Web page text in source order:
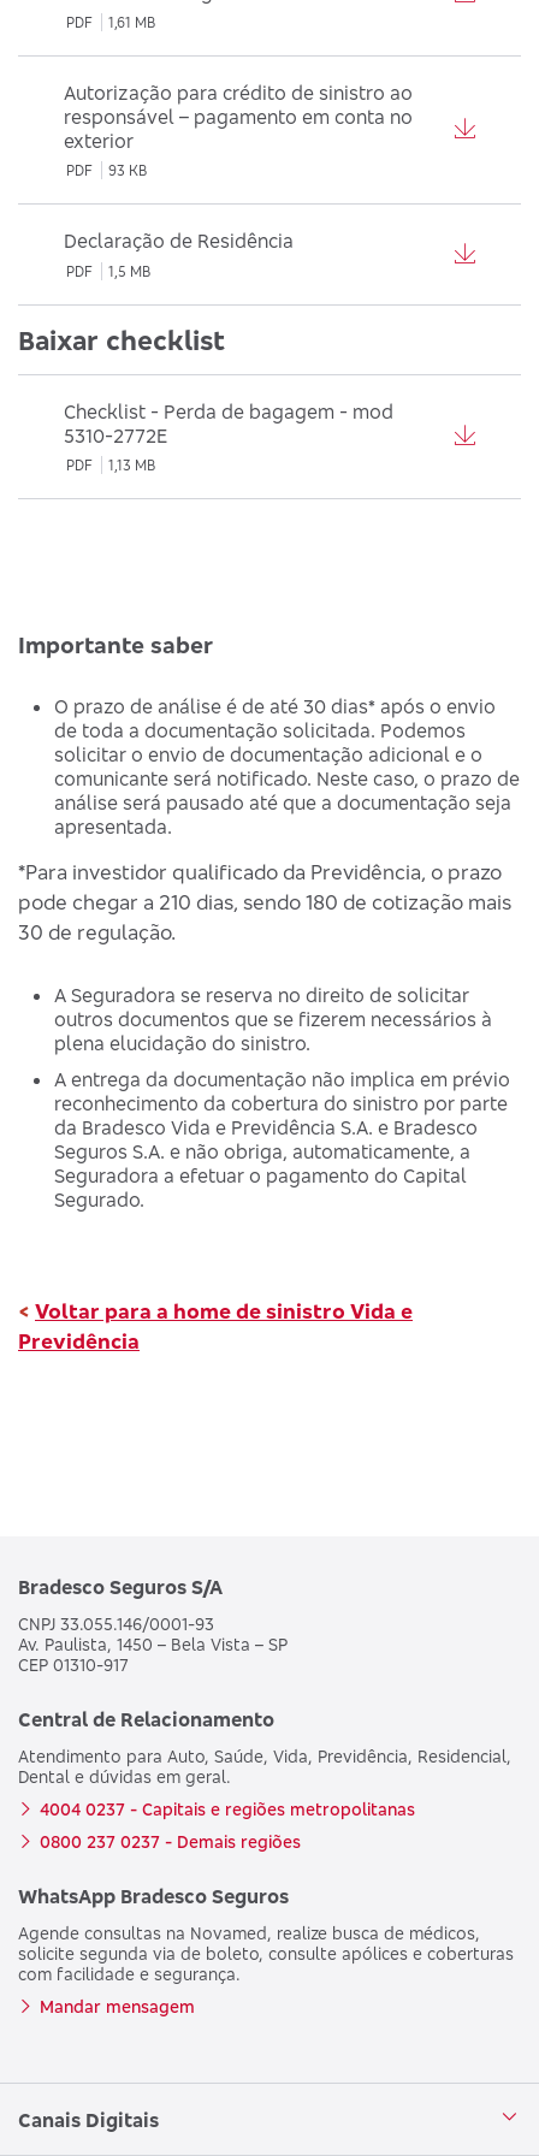
PDF 1,61 MB
Autorização para crédito de sinistro ao
responsável – pagamento em conta no
exterior
PDF 93 KB
Declaração de Residência
PDF 1,5 MB
Baixar checklist
Checklist - Perda de bagagem - mod
5310-2772E
PDF 1,13 MB
Importante saber
O prazo de análise é de até 30 dias* após o envio
de toda a documentação solicitada. Podemos
solicitar o envio de documentação adicional e o
comunicante será notificado. Neste caso, o prazo de
análise será pausado até que a documentação seja
apresentada.
*Para investidor qualificado da Previdência, o prazo
pode chegar a 210 dias, sendo 180 de cotização mais
30 de regulação.
A Seguradora se reserva no direito de solicitar
outros documentos que se fizerem necessários à
plena elucidação do sinistro.
A entrega da documentação não implica em prévio
reconhecimento da cobertura do sinistro por parte
da Bradesco Vida e Previdência S.A. e Bradesco
Seguros S.A. e não obriga, automaticamente, a
Seguradora a efetuar o pagamento do Capital
Segurado.
< Voltar para a home de sinistro Vida e
Previdência
Bradesco Seguros S/A
CNPJ 33.055.146/0001-93
Av. Paulista, 1450 – Bela Vista – SP
CEP 01310-917
Central de Relacionamento
Atendimento para Auto, Saúde, Vida, Previdência, Residencial,
Dental e dúvidas em geral.
4004 0237 - Capitais e regiões metropolitanas
0800 237 0237 - Demais regiões
WhatsApp Bradesco Seguros
Agende consultas na Novamed, realize busca de médicos,
solicite segunda via de boleto, consulte apólices e coberturas
com facilidade e segurança.
Mandar mensagem
Canais Digitais